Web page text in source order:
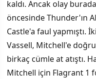
Castle'dan Aldığı
Teknik Direktör
kaldı. Ancak olay
öncesinde Thunder'ın
Castle'a faul yapmıştı.
Vassell, Mitchell'e
birkaç cümle at atıştı.
Mitchell için Flagrant 1